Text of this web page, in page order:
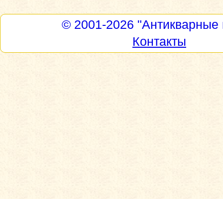
© 2001-2026 "Антикварные
Контакты